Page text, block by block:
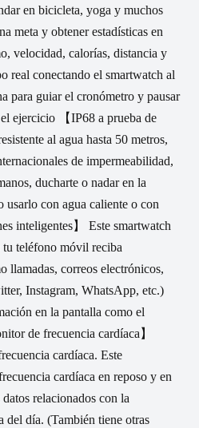
en bicicleta, yoga y muchos
meta y obtener estadísticas en
velocidad, calorías, distancia y
real conectando el smartwatch al
para guiar el cronómetro y pausar
ejercicio 【IP68 a prueba de
al agua hasta 50 metros,
de impermeabilidad,
ducharte o nadar en la
usarlo con agua caliente o con
inteligentes】 Este smartwatch
tu teléfono móvil reciba
llamadas, correos electrónicos,
Instagram, WhatsApp, etc.)
en la pantalla como el
de frecuencia cardíaca】
cardíaca. Este
cardíaca en reposo y en
relacionados con la
del día. (También tiene otras